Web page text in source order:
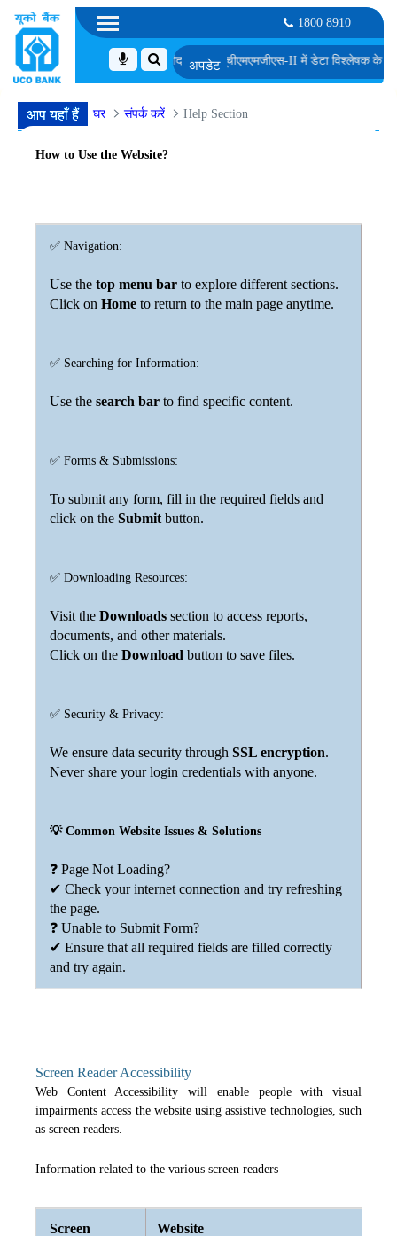
1800 8910
अनंतिम रूप से चुने गए उम्मीदवारों की सूचीएमएमजीएस-II में डेटा विश्लेषक के पद के लिए
आप यहाँ हैं घर संपर्क करें Help Section
How to Use the Website?
✅ Navigation:
Use the top menu bar to explore different sections.
Click on Home to return to the main page anytime.
✅ Searching for Information:
Use the search bar to find specific content.
✅ Forms & Submissions:
To submit any form, fill in the required fields and
click on the Submit button.
✅ Downloading Resources:
Visit the Downloads section to access reports,
documents, and other materials.
Click on the Download button to save files.
✅ Security & Privacy:
We ensure data security through SSL encryption.
Never share your login credentials with anyone.
💡 Common Website Issues & Solutions
❓ Page Not Loading?
✔ Check your internet connection and try refreshing
the page.
❓ Unable to Submit Form?
✔ Ensure that all required fields are filled correctly
and try again.
Screen Reader Accessibility
Web Content Accessibility will enable people with visual
impairments access the website using assistive technologies, such
as screen readers.
Information related to the various screen readers
Screen
Website